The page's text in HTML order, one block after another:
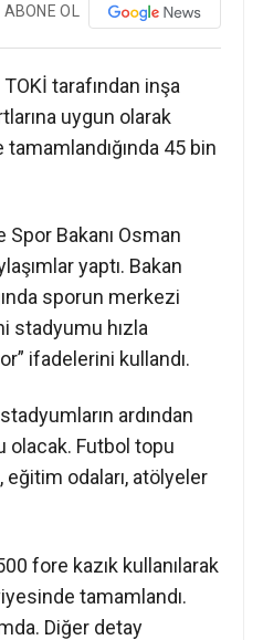
ABONE OL
TOKİ tarafından inşa
uygun olarak
45 bin
Bakanı Osman
yaptı. Bakan
sporun merkezi
stadyumu hızla
ifadelerini kullandı.
ardından
olacak. Futbol topu
odaları, atölyeler
fore kazık kullanılarak
tamamlandı.
Diğer detay